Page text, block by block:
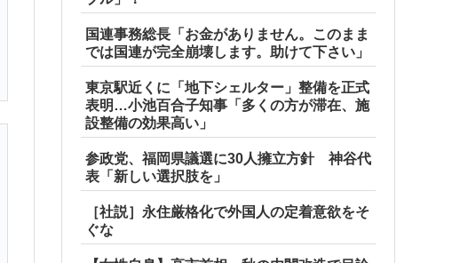
国連事務総長「お金がありません。このまま
では国連が完全崩壊します。助けて下さい」
東京駅近くに「地下シェルター」整備を正式
表明…小池百合子知事「多くの方が滞在、施
設整備の効果高い」
参政党、福岡県議選に30人擁立方針 神谷代
表「新しい選択肢を」
［社説］永住厳格化で外国人の定着意欲をそ
ぐな